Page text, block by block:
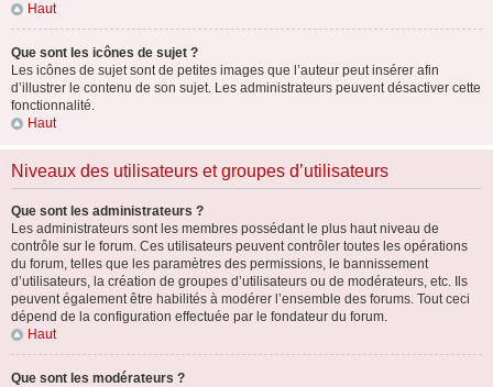
Haut
Que sont les icônes de sujet ?
Les icônes de sujet sont de petites images que l’auteur peut insérer afin
d’illustrer le contenu de son sujet. Les administrateurs peuvent désactiver cette
fonctionnalité.
Haut
Niveaux des utilisateurs et groupes d’utilisateurs
Que sont les administrateurs ?
Les administrateurs sont les membres possédant le plus haut niveau de
contrôle sur le forum. Ces utilisateurs peuvent contrôler toutes les opérations
du forum, telles que les paramètres des permissions, le bannissement
d’utilisateurs, la création de groupes d’utilisateurs ou de modérateurs, etc. Ils
peuvent également être habilités à modérer l’ensemble des forums. Tout ceci
dépend de la configuration effectuée par le fondateur du forum.
Haut
Que sont les modérateurs ?